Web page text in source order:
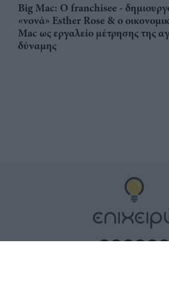
Big Mac: Ο franchisee -
«νονά» Esther Rose & ο
Mac ως εργαλείο μέτρησης της
δύναμης